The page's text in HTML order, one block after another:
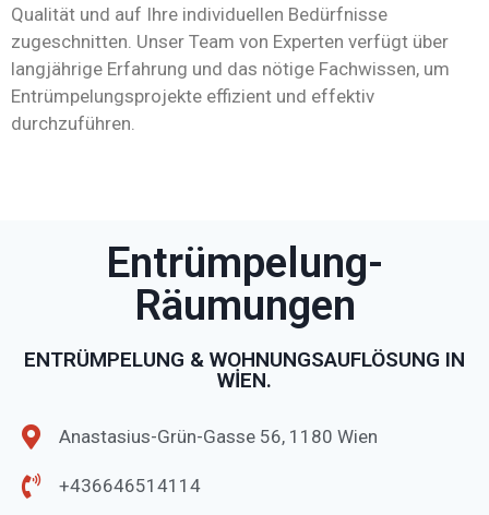
Qualität und auf Ihre individuellen Bedürfnisse
zugeschnitten. Unser Team von Experten verfügt über
langjährige Erfahrung und das nötige Fachwissen, um
Entrümpelungsprojekte effizient und effektiv
durchzuführen.
Entrümpelung-
Räumungen
ENTRÜMPELUNG & WOHNUNGSAUFLÖSUNG IN
WİEN.
Anastasius-Grün-Gasse 56, 1180 Wien
+436646514114